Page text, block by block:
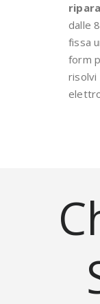
dalle
fissa
form
risolvi